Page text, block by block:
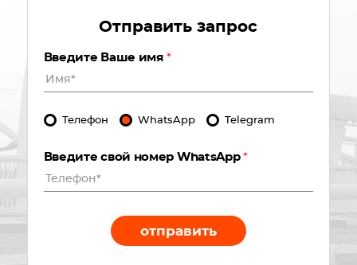
Отправить запрос
Введите Ваше имя *
Телефон WhatsApp Telegram
Введите свой номер WhatsApp*
отправить